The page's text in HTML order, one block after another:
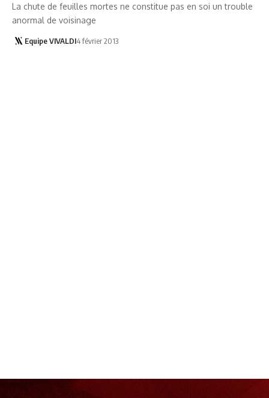
La chute de feuilles mortes ne constitue pas en soi un trouble
anormal de voisinage
Equipe VIVALDI4 février 2013